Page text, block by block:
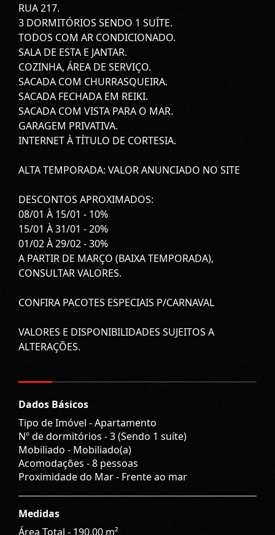
RUA 217.
3 DORMITÓRIOS SENDO 1 SUÍTE.
TODOS COM AR CONDICIONADO.
SALA DE ESTA E JANTAR.
COZINHA, ÁREA DE SERVIÇO.
SACADA COM CHURRASQUEIRA.
SACADA FECHADA EM REIKI.
SACADA COM VISTA PARA O MAR.
GARAGEM PRIVATIVA.
INTERNET À TÍTULO DE CORTESIA.
ALTA TEMPORADA: VALOR ANUNCIADO NO SITE
DESCONTOS APROXIMADOS:
08/01 À 15/01 - 10%
15/01 À 31/01 - 20%
01/02 À 29/02 - 30%
A PARTIR DE MARÇO (BAIXA TEMPORADA),
CONSULTAR VALORES.
CONFIRA PACOTES ESPECIAIS P/CARNAVAL
VALORES E DISPONIBILIDADES SUJEITOS A
ALTERAÇÕES.
Dados Básicos
Tipo de Imóvel - Apartamento
Nº de dormitórios - 3 (Sendo 1 suíte)
Mobiliado - Mobiliado(a)
Acomodações - 8 pessoas
Proximidade do Mar - Frente ao mar
Medidas
Área Total - 190,00 m²